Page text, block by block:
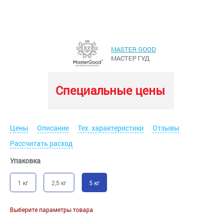
MASTER GOOD
МАСТЕР ГУД
Специальные цены
Цены Описание Тех. характеристики
Отзывы
Рассчитать расход
Упаковка
1 кг 2,5 кг 5 кг
Выберите параметры товара